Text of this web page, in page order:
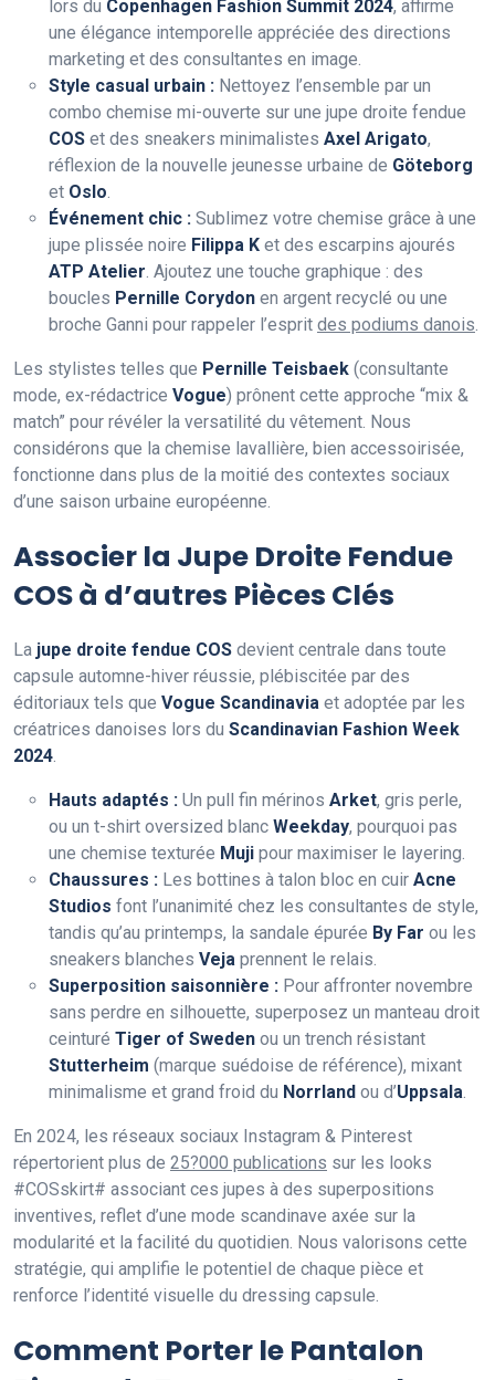
lors du Copenhagen Fashion Summit 2024, affirme
une élégance intemporelle appréciée des directions
marketing et des consultantes en image.
Style casual urbain : Nettoyez l’ensemble par un
combo chemise mi-ouverte sur une jupe droite fendue
COS et des sneakers minimalistes Axel Arigato,
réflexion de la nouvelle jeunesse urbaine de Göteborg
et Oslo.
Événement chic : Sublimez votre chemise grâce à une
jupe plissée noire Filippa K et des escarpins ajourés
ATP Atelier. Ajoutez une touche graphique : des
boucles Pernille Corydon en argent recyclé ou une
broche Ganni pour rappeler l’esprit des podiums danois.
Les stylistes telles que Pernille Teisbaek (consultante
mode, ex-rédactrice Vogue) prônent cette approche “mix &
match” pour révéler la versatilité du vêtement. Nous
considérons que la chemise lavallière, bien accessoirisée,
fonctionne dans plus de la moitié des contextes sociaux
d’une saison urbaine européenne.
Associer la Jupe Droite Fendue
COS à d’autres Pièces Clés
La jupe droite fendue COS devient centrale dans toute
capsule automne-hiver réussie, plébiscitée par des
éditoriaux tels que Vogue Scandinavia et adoptée par les
créatrices danoises lors du Scandinavian Fashion Week
2024.
Hauts adaptés : Un pull fin mérinos Arket, gris perle,
ou un t-shirt oversized blanc Weekday, pourquoi pas
une chemise texturée Muji pour maximiser le layering.
Chaussures : Les bottines à talon bloc en cuir Acne
Studios font l’unanimité chez les consultantes de style,
tandis qu’au printemps, la sandale épurée By Far ou les
sneakers blanches Veja prennent le relais.
Superposition saisonnière : Pour affronter novembre
sans perdre en silhouette, superposez un manteau droit
ceinturé Tiger of Sweden ou un trench résistant
Stutterheim (marque suédoise de référence), mixant
minimalisme et grand froid du Norrland ou d’Uppsala.
En 2024, les réseaux sociaux Instagram & Pinterest
répertorient plus de 25?000 publications sur les looks
#COSskirt# associant ces jupes à des superpositions
inventives, reflet d’une mode scandinave axée sur la
modularité et la facilité du quotidien. Nous valorisons cette
stratégie, qui amplifie le potentiel de chaque pièce et
renforce l’identité visuelle du dressing capsule.
Comment Porter le Pantalon